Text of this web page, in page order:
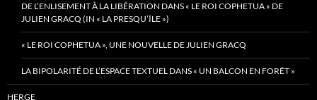
DE L’ENLISEMENT À LA LIBÉRATION DANS « LE ROI COPHETUA » DE
JULIEN GRACQ (IN « LA PRESQU’ÎLE »)
« LE ROI COPHETUA », UNE NOUVELLE DE JULIEN GRACQ
LA BIPOLARITÉ DE L’ESPACE TEXTUEL DANS « UN BALCON EN FORÊT »
HERGE